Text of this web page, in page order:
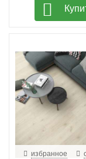
избранное